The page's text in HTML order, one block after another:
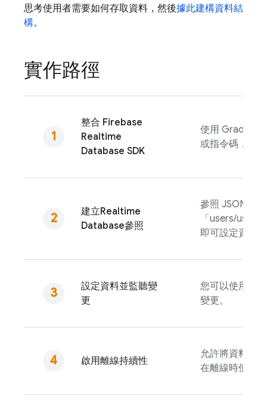
思考使用者需要如何存取資料，然後據此建構資料結
構。
實作路徑
整合 Firebase
Realtime
Database SDK
使用 Gradle、
或指令碼，快
建立Realtime
Database參照
參照 JSON 資
「users/
即可設定資料
設定資料並監聽變
更
您可以使用這
變更。
啟用離線持續性
允許將資料寫
在離線時使用。